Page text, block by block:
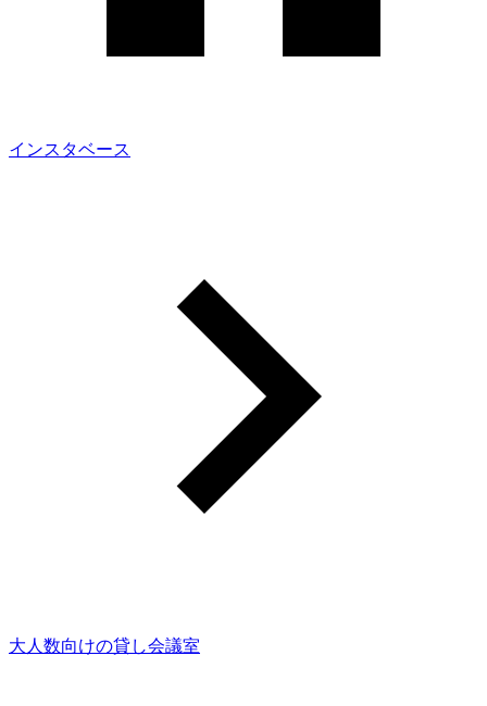
インスタベース
大人数向けの貸し会議室